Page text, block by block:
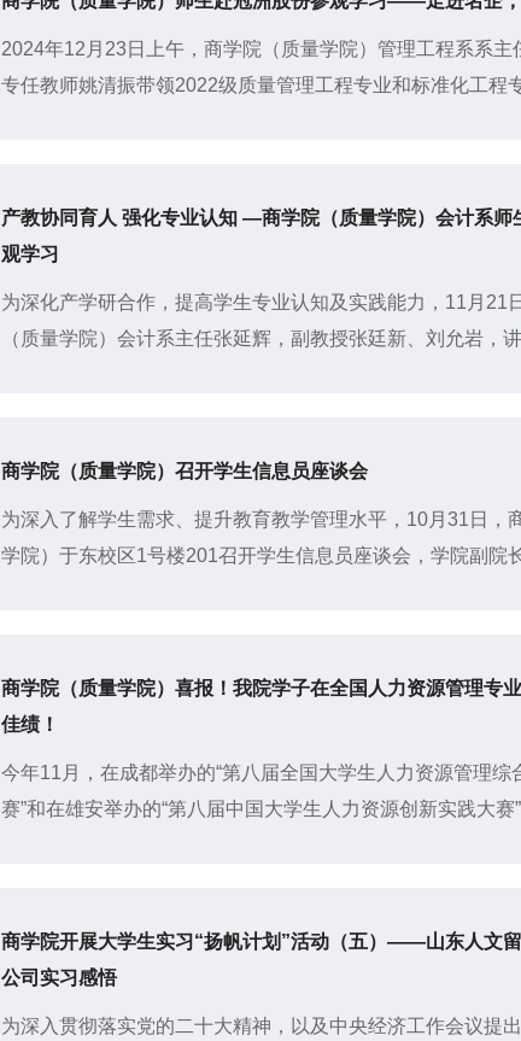
2024年12月23日上午，商学院（质量学院）管理工程系系主
专任教师姚清振带领2022级质量管理工程专业和标准化工程
产教协同育人 强化专业认知 —商学院（质量学院）会计系师
观学习
为深化产学研合作，提高学生专业认知及实践能力，11月21
（质量学院）会计系主任张延辉，副教授张廷新、刘允岩，
商学院（质量学院）召开学生信息员座谈会
为深入了解学生需求、提升教育教学管理水平，10月31日，
学院）于东校区1号楼201召开学生信息员座谈会，学院副院
商学院（质量学院）喜报！我院学子在全国人力资源管理专
佳绩！
今年11月，在成都举办的“第八届全国大学生人力资源管理综
赛”和在雄安举办的“第八届中国大学生人力资源创新实践大赛
商学院开展大学生实习“扬帆计划”活动（五）——山东人文
公司实习感悟
为深入贯彻落实党的二十大精神，以及中央经济工作会议提